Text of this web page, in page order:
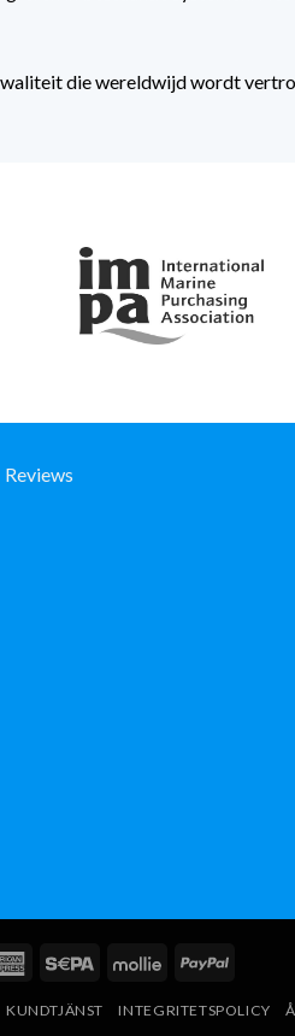
die wereldwijd wordt
Reviews
American Sepa Mollie PayPal
KUNDTJÄNST INTEGRITETSPOLICY